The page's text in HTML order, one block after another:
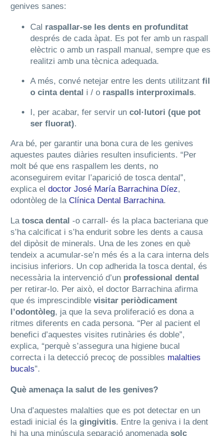
genives sanes:
Cal raspallar-se les dents en profunditat
després de cada àpat. Es pot fer amb un raspall
elèctric o amb un raspall manual, sempre que es
realitzi amb una tècnica adequada.
A més, convé netejar entre les dents utilitzant fil
o cinta dental i / o raspalls interproximals.
I, per acabar, fer servir un col·lutori (que pot
ser fluorat).
Ara bé, per garantir una bona cura de les genives
aquestes pautes diàries resulten insuficients. “Per
molt bé que ens raspallem les dents, no
aconseguirem evitar l’aparició de tosca dental”,
explica el doctor José María Barrachina Díez,
odontòleg de la Clínica Dental Barrachina.
La tosca dental -o carrall- és la placa bacteriana que
s’ha calcificat i s’ha endurit sobre les dents a causa
del dipòsit de minerals. Una de les zones en què
tendeix a acumular-se’n més és a la cara interna dels
incisius inferiors. Un cop adherida la tosca dental, és
necessària la intervenció d’un professional dental
per retirar-lo. Per això, el doctor Barrachina afirma
que és imprescindible visitar periòdicament
l’odontòleg, ja que la seva proliferació es dona a
ritmes diferents en cada persona. “Per al pacient el
benefici d’aquestes visites rutinàries és doble”,
explica, “perquè s’assegura una higiene bucal
correcta i la detecció precoç de possibles malalties
bucals”.
Què amenaça la salut de les genives?
Una d’aquestes malalties que es pot detectar en un
estadi inicial és la gingivitis. Entre la geniva i la dent
hi ha una minúscula separació anomenada solc